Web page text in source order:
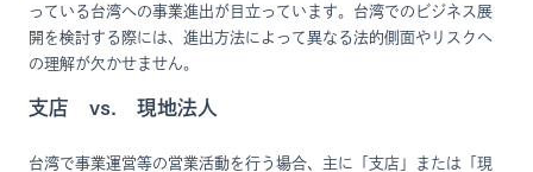
っている台湾への事業進出が目立っています。台湾でのビジネス展
開を検討する際には、進出方法によって異なる法的側面やリスクへ
の理解が欠かせません。
支店 vs. 現地法人
台湾で事業運営等の営業活動を行う場合、主に「支店」または「現